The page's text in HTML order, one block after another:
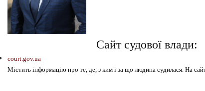
Сайт судової влади:
court.gov.ua
Містить інформацію про те, де, з ким і за що людина судилася. На